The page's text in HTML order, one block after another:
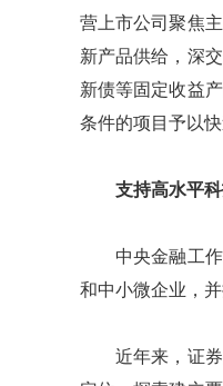
营上市公司聚焦
新产品供给，深
新债等固定收益
条件的项目予以
支持高水平
中央金融工作
和中小微企业，
近年来，证券